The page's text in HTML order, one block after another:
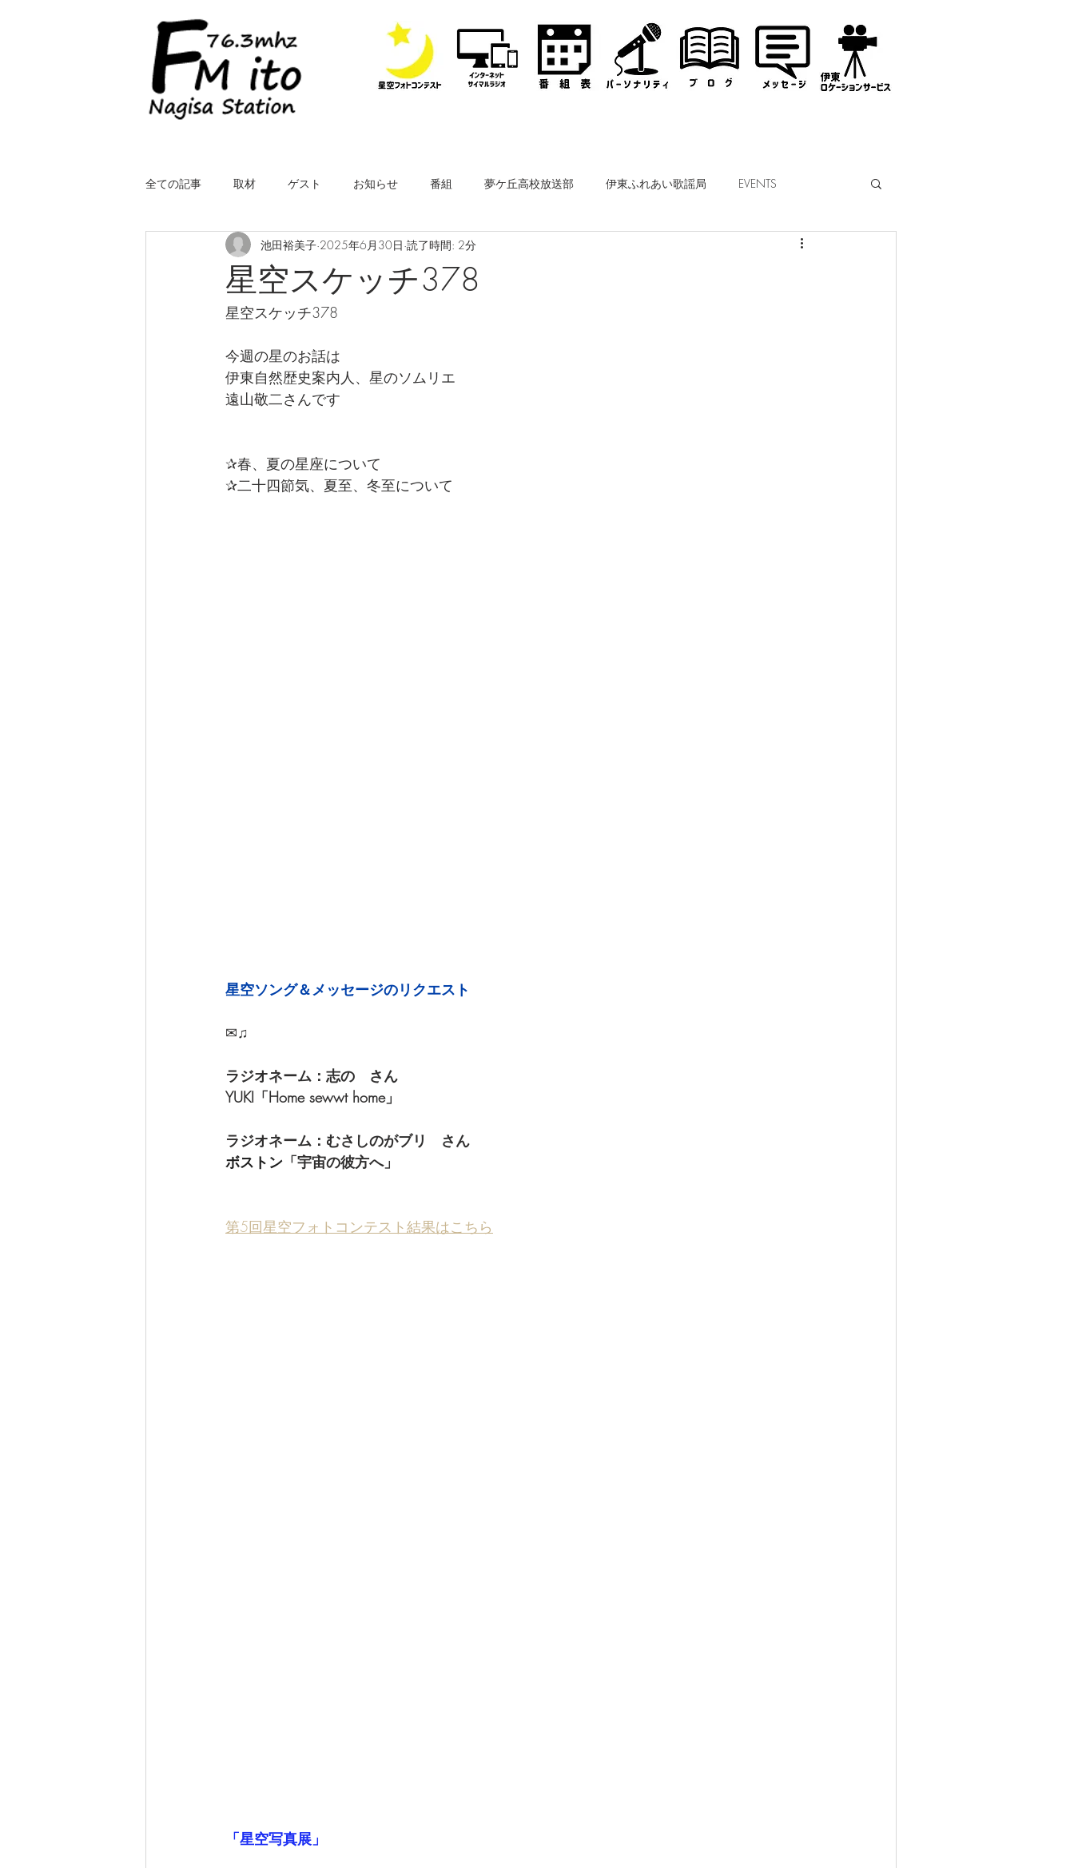
全ての記事 取材 ゲスト お知らせ 番組 夢ケ丘高校放送部 伊東ふれあい歌謡局 EVENTS
LIVE（中継） 星空スケッチ なぎさ・フリースタイルレディオ
ROYALcomfort Life is one time
なぎさ達ちゃんカフェ
星空スケッチ378
池田裕美子 2025年6月30日 読了時間: 2分
星空スケッチ378
今週の星のお話は
伊東自然歴史案内人、星のソムリエ
遠山敬二さんです
✰春、夏の星座について
✰二十四節気、夏至、冬至について
星空ソング＆メッセージのリクエスト
✉♫
ラジオネーム：志の　さん
YUKI「Home sewwt home」
ラジオネーム：むさしのがブリ　さん
ボストン 「宇宙の彼方へ」
第5回星空フォトコンテスト結果はこちら
「星空写真展」